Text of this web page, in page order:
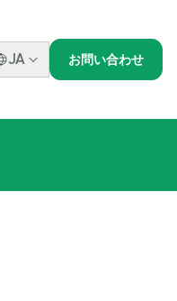
JA お問い合わせ